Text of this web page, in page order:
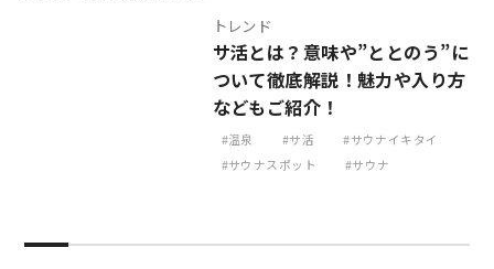
トレンド
サ活とは？意味や”ととのう”に
ついて徹底解説！魅力や入り方
などもご紹介！
温泉 サ活
サウナイキタイ
サウナスポット
サウナ